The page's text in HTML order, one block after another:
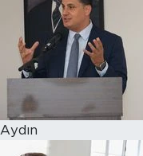
Aydın